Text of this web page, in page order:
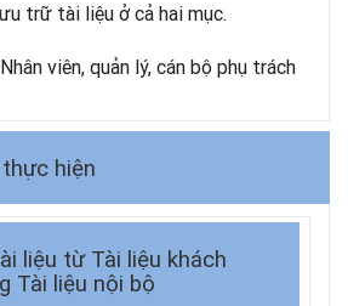
trữ tài liệu ở cả hai mục.
Nhân viên, quản lý, cán bộ phụ trách
hiện
liệu từ Tài liệu khách
Tài liệu nội bộ